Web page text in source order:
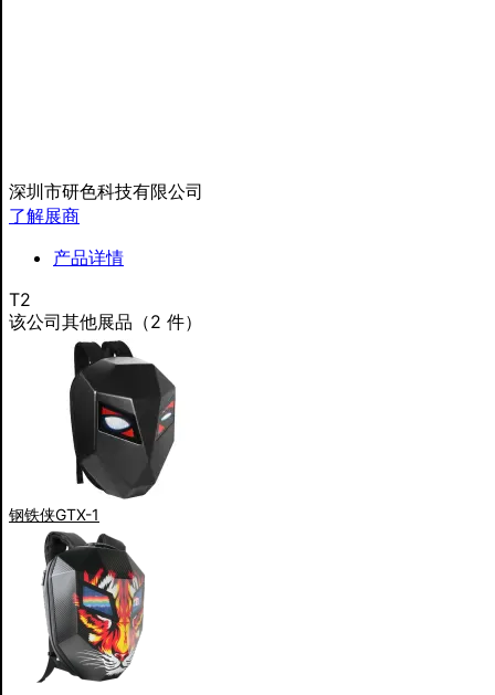
深圳市研色科技有限公司
了解展商
产品详情
T2
该公司其他展品（2 件）
钢铁侠GTX-1